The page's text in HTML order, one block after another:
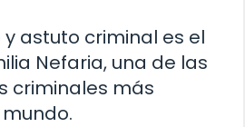
astuto criminal es el
Nefaria, una de las
criminales más